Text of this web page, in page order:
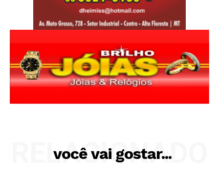
você vai gostar...
RELACIONADO